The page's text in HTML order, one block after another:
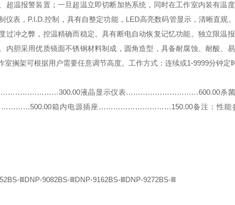
超温报警装置；一旦超温立即切断加热系统，同时在工作室内装有温
仪表，P.I.D.控制，具有自整定功能，LED高亮数码管显示，清晰直观
过冲之弊，控温精确而稳定。具有断电自动恢复记忆功能。 独立限温
内胆采用优质镜面不锈钢材料制成，圆角造型，具备耐腐蚀、耐酸、易
室搁架可根据用户需要任意调节高度。 工作方式：连续或1-9999分钟定
………………………300.00液晶显示仪表…………………………600.00杀
箱内电源插座…………………………150.00备注：性能
ⅢDNP-9082BS-ⅢDNP-9162BS-ⅢDNP-9272BS-Ⅲ